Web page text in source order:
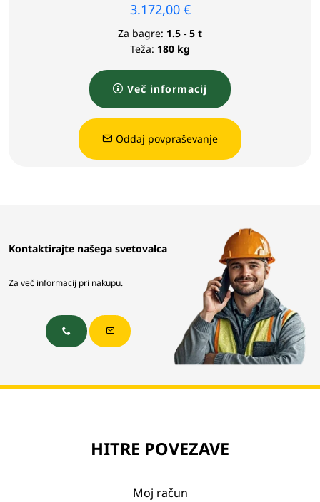
3.172,00 €
Za bagre: 1.5 - 5 t
Teža: 180 kg
Več informacij
Oddaj povpraševanje
Kontaktirajte našega svetovalca
Za več informacij pri nakupu.
HITRE POVEZAVE
Moj račun